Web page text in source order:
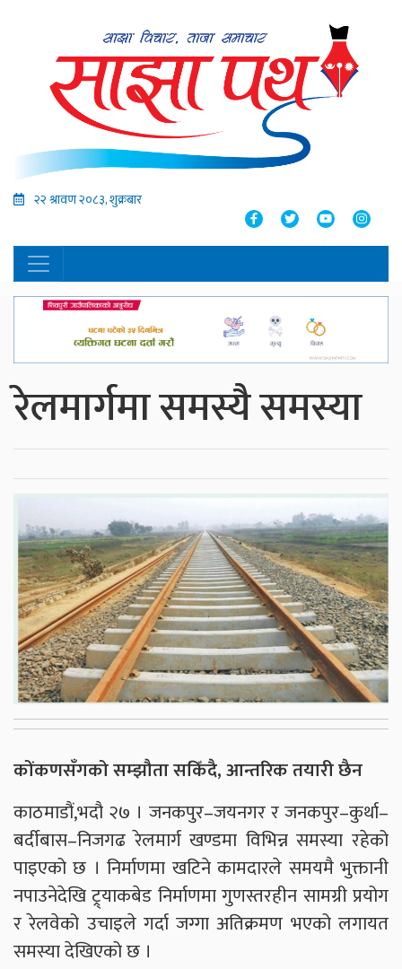
२२ श्रावण २०८३, शुक्रबार
रेलमार्गमा समस्यै समस्या
कोंकणसँगको सम्झौता सकिँदै, आन्तरिक तयारी छैन
काठमाडौं,भदौ २७ । जनकपुर–जयनगर र जनकपुर–कुर्था–
बर्दीबास–निजगढ रेलमार्ग खण्डमा विभिन्न समस्या रहेको
पाइएको छ । निर्माणमा खटिने कामदारले समयमै भुक्तानी
नपाउनेदेखि ट्र्याकबेड निर्माणमा गुणस्तरहीन सामग्री प्रयोग
र रेलवेको उचाइले गर्दा जग्गा अतिक्रमण भएको लगायत
समस्या देखिएको छ ।